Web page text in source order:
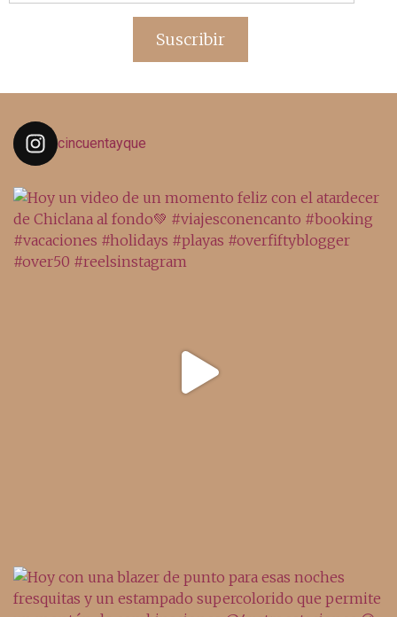
de
Suscribir
cincuentayque